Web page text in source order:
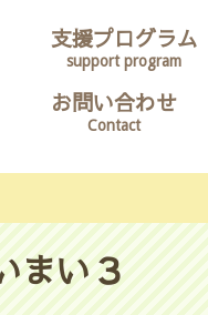
支援プログラム
support program
お問い合わせ
Contact
まい３